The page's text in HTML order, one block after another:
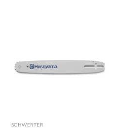
SCHWERTER